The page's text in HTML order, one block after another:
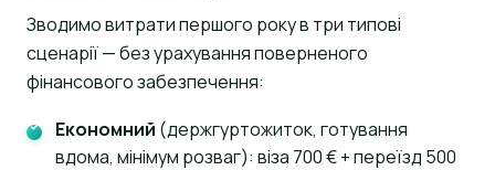
Зводимо витрати першого року в три типові
сценарії — без урахування поверненого
фінансового забезпечення:
Економний (держгуртожиток, готування
вдома, мінімум розваг): віза 700 € + переїзд 500